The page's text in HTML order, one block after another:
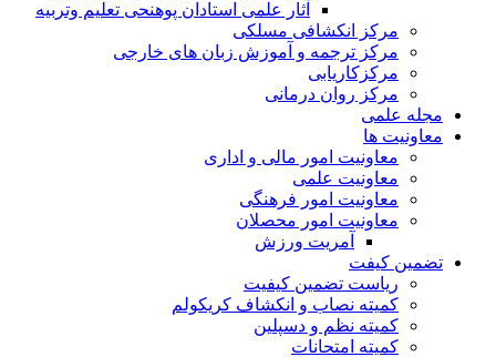
آثار علمی استادان پوهنحی تعلیم وتربیه
مرکز انکشافی مسلکی
مرکز ترجمه و آموزش زبان های خارجی
مرکزکاریابی
مرکز روان درمانی
مجله علمی
معاونیت ها
معاونیت امور مالی و اداری
معاونیت علمی
معاونیت امور فرهنگی
معاونیت امور محصلان
آمریت ورزش
تضمین کیفت
ریاست تضمین کیفیت
کمیته نصاب و انکشاف کریکولم
کمیته نظم و دسپلین
کمیته امتحانات